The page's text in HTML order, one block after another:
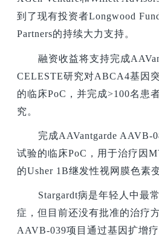
到了现有投资者Longwood
Partners的持续大力支持。
融资收益将支持完成
CELESTE研究对ABCA4基因
的临床PoC，并完成>100名患
究。
完成AAVantgarde AAVB-
试验的临床PoC，用于治疗因
的Usher 1B继发性视网膜色素
Stargardt病是年轻人中最
症，但目前还没有批准的治疗
AAVB-039项目通过基因扩增